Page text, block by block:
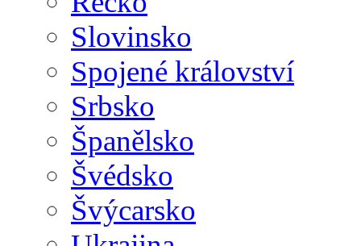
Slovinsko
Spojené království
Srbsko
Španělsko
Švédsko
Švýcarsko